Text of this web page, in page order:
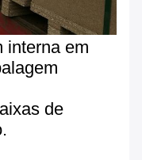
interna em
de